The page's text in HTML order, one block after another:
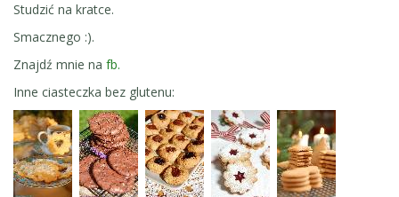
Studzić na kratce.
Smacznego :).
Znajdź mnie na fb.
Inne ciasteczka bez glutenu: